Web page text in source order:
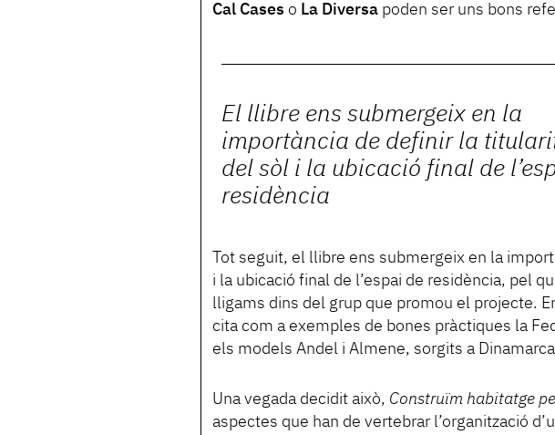
Cal Cases o La Diversa poden ser uns bons
El llibre ens submergeix en la
importància de definir la
del sòl i la ubicació final de
residència
Tot seguit, el llibre ens submergeix en la
i la ubicació final de l’espai de residència, pel
lligams dins del grup que promou el projecte.
cita com a exemples de bones pràctiques la
els models Andel i Almene, sorgits a
Una vegada decidit això, Construïm habitatge
aspectes que han de vertebrar l’organització